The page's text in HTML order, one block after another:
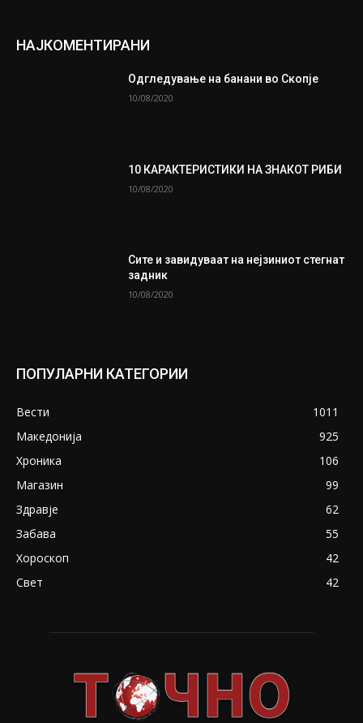
НАЈКОМЕНТИРАНИ
Одгледување на банани во Скопје
10/08/2020
10 КАРАКТЕРИСТИКИ НА ЗНАКОТ РИБИ
10/08/2020
Сите и завидуваат на нејзиниот стегнат
задник
10/08/2020
ПОПУЛАРНИ КАТЕГОРИИ
Вести
1011
Македонија
925
Хроника
106
Магазин
99
Здравје
62
Забава
55
Хороскоп
42
Свет
42